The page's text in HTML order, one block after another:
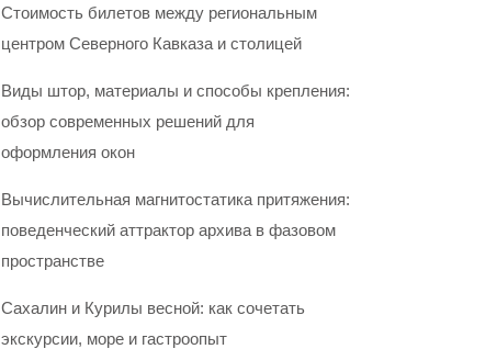
Стоимость билетов между региональным
центром Северного Кавказа и столицей
Виды штор, материалы и способы крепления:
обзор современных решений для
оформления окон
Вычислительная магнитостатика притяжения:
поведенческий аттрактор архива в фазовом
пространстве
Сахалин и Курилы весной: как сочетать
экскурсии, море и гастроопыт